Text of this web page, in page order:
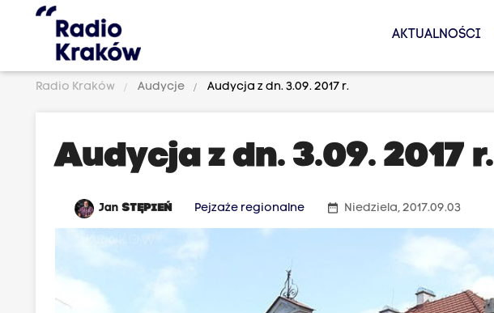
AKTUALNOŚCI
Radio Kraków Audycje Audycja z dn. 3.09. 2017 r.
Audycja z dn. 3.09. 2017 r.
JanSTĘPIEŃ Pejzaże regionalne date_range Niedziela, 2017.09.03